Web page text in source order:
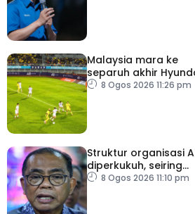
Malaysia mara ke
separuh akhir
ASEAN Cup
8 Ogos 2026 11:26 pm
Struktur organisasi
diperkukuh, seiring
pemodenan aset
8 Ogos 2026 11:10 pm